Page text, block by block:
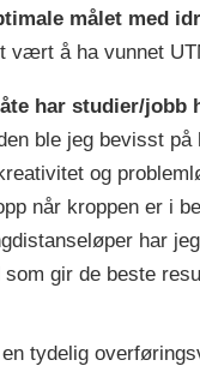
målet med
vært å ha vunnet
har studier/
ble jeg bevisst
og
når kroppen er i
har
gir de beste
tydelig